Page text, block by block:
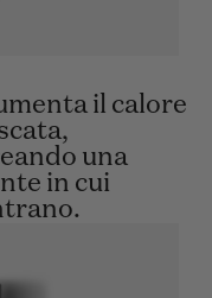
il calore
una
in cui